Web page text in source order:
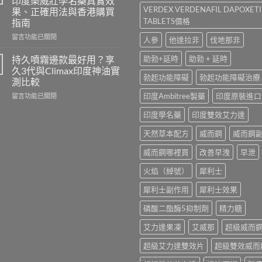
Kamagra
與
Kamagra
Oral
全
面
比
較〉
中
港
哪
裡
買？
利
士
學
名
藥
果、正確用法與香港購買
指南
在
威
大
Levifil
20mg
評
留言功能已關閉
持久噴霧邊款最好用？享
久3代與Climax印度神油實
測比較
在
留言功能已關閉
VERDEX VERDENAFIL
TABLETS價格
人參
他達拉非
伐地那非
助勃+延時
助勃 + 延時
勃起功能障礙
勃起功能障礙治療
印度Ambitree製藥
印度原裝進口
印度學名藥
印度雙效艾力達
天然草本配方
威而鋼
威而鋼
威而鋼哪裡買
改善早洩
早泄
火焰（綽號）
犀利士
犀利士副作用
犀利士效果
磷酸二酯酶5抑制劑
精力糖
艾力達果凍
艾威那
超級威而鋼
超級艾力達雙效片
超級雙效威而